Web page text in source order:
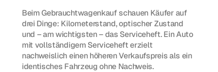
Beim Gebrauchtwagenkauf schauen Käufer auf
drei Dinge: Kilometerstand, optischer Zustand
und – am wichtigsten – das Serviceheft. Ein Auto
mit vollständigem Serviceheft erzielt
nachweislich einen höheren Verkaufspreis als ein
identisches Fahrzeug ohne Nachweis.